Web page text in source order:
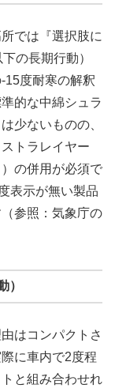
では『選択肢に
の長期行動）
15度耐寒の解釈
的な中綿シュラ
少ないものの、
トラレイヤー
の併用が必須で
表示が無い製品
参照：気象庁の
）
はコンパクトさ
に車内で2度程
と組み合わせれ